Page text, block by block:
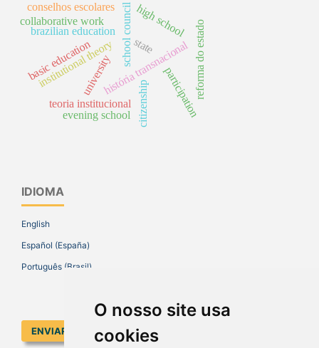
O nosso site usa
cookies
história transnacional
brazilian education school council
citizenship participationreforma do estado
teoria institucional
institutional theory
university
high school
evening school
basic education
collaborative work
conselhos escolares
state
IDIOMA
English
Español (España)
Português (Brasil)
ENVIAR SUBMISSÃO